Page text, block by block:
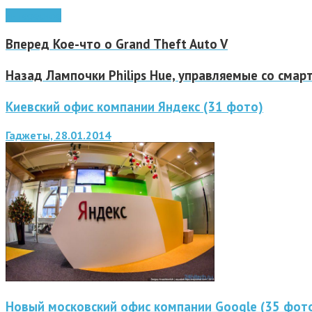
Вперед Кое-что о Grand Theft Auto V
Назад Лампочки Philips Hue, управляемые со
Киевский офис компании Яндекс (31 фото)
Гаджеты, 28.01.2014
Новый московский офис компании Google (35